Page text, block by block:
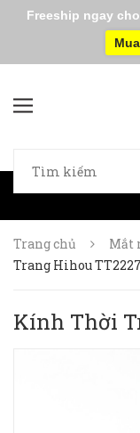
Trang chủ Mắt
Trang Hihou TT2227
Kính Thời
Freeship ngay